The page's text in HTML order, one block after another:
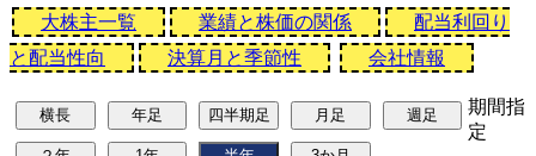
大株主一覧 業績と株価の関係
配当利回り
と配当性向
決算月と季節性 会社情報
期間指
定